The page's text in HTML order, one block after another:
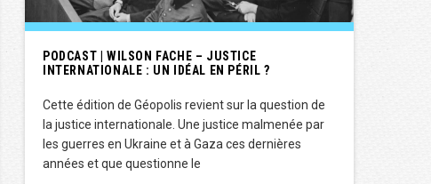
PODCAST | WILSON FACHE – JUSTICE
INTERNATIONALE : UN IDÉAL EN PÉRIL ?
Cette édition de Géopolis revient sur la question de
la justice internationale. Une justice malmenée par
les guerres en Ukraine et à Gaza ces dernières
années et que questionne le